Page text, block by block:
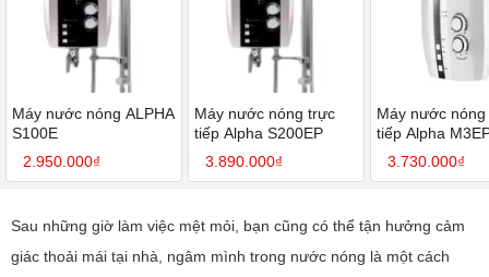
Máy nước nóng ALPHA
S100E
2.950.000₫
Máy nước nóng trực
tiếp Alpha S200EP
3.890.000₫
Máy nước
tiếp Alpha
Bơm
3.730.000₫
Sau những giờ làm việc mệt mỏi, bạn cũng có thể tận hưởng cảm
giác thoải mái tại nhà, ngâm mình trong nước nóng là một cách